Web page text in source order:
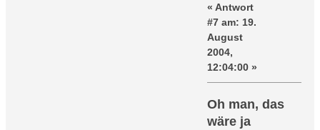
« Antwort
#7 am: 19.
August
2004,
12:04:00 »
Oh man, das
wäre ja